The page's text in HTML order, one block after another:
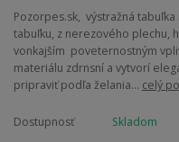
Pozorpes.sk, výstražná
tabuľku, z nerezového plechu,
vonkajším poveternostným
materiálu zdrnsní a vytvorí
pripraviť podľa želania... celý
Dostupnosť
Skladom